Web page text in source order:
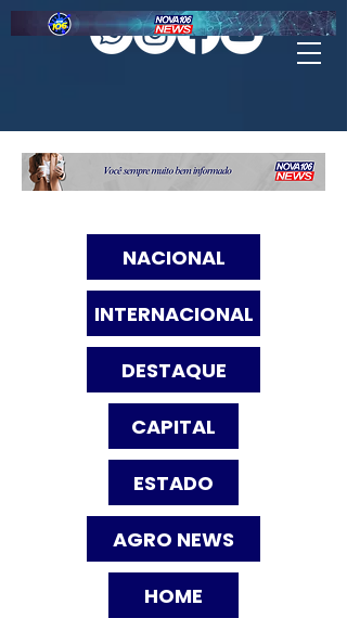
NACIONAL
INTERNACIONAL
DESTAQUE
CAPITAL
ESTADO
AGRO NEWS
HOME